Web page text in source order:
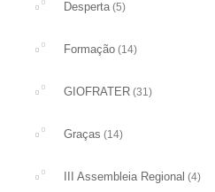
Desperta(5)
Formação (14)
GIOFRATER (31)
Graças (14)
III Assembleia Regional (4)